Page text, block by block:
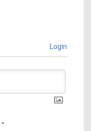
Login
*